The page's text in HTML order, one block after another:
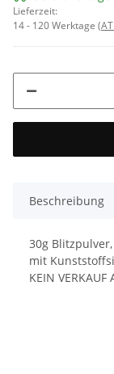
Lieferzeit:
14 - 120 Werktage
Beschreibung
30g
mit
KEIN VERKAUF